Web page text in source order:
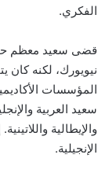
الفكري.
قضى سعيد معظم
نيويورك، لكنه كان
المؤسسات
سعيد العربية
والإيطالية
الإنجيلية.